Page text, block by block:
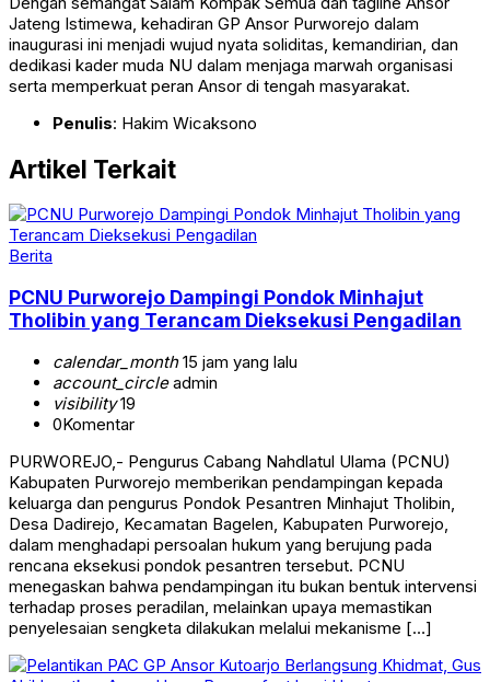
Jateng Istimewa, kehadiran GP Ansor Purworejo dalam
inaugurasi ini menjadi wujud nyata soliditas, kemandirian, dan
dedikasi kader muda NU dalam menjaga marwah organisasi
serta memperkuat peran Ansor di tengah masyarakat.
Penulis: Hakim Wicaksono
Artikel Terkait
Berita
PCNU Purworejo Dampingi Pondok Minhajut
Tholibin yang Terancam Dieksekusi Pengadilan
calendar_month15 jam yang lalu
account_circleadmin
visibility19
0Komentar
PURWOREJO,- Pengurus Cabang Nahdlatul Ulama (PCNU)
Kabupaten Purworejo memberikan pendampingan kepada
keluarga dan pengurus Pondok Pesantren Minhajut Tholibin,
Desa Dadirejo, Kecamatan Bagelen, Kabupaten Purworejo,
dalam menghadapi persoalan hukum yang berujung pada
rencana eksekusi pondok pesantren tersebut. PCNU
menegaskan bahwa pendampingan itu bukan bentuk intervensi
terhadap proses peradilan, melainkan upaya memastikan
penyelesaian sengketa dilakukan melalui mekanisme […]